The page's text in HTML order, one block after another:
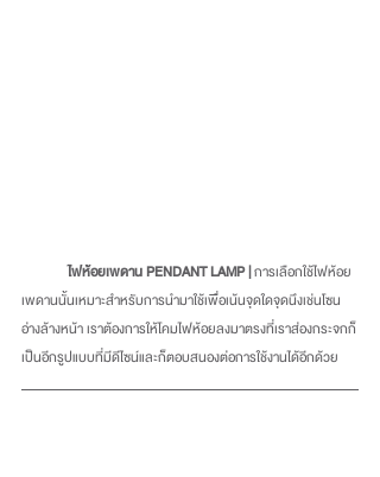
ไฟห้อยเพดาน PENDANT LAMP | การเลือกใช้ไฟห้อย
เพดานนั้นเหมาะสำหรับการนำมาใช้เพื่อเน้นจุดใดจุดนึงเช่นโซน
อ่างล้างหน้า เราต้องการให้โคมไฟห้อยลงมาตรงที่เราส่องกระจกก็
เป็นอีกรูปแบบที่มีดีไซน์และก็ตอบสนองต่อการใช้งานได้อีกด้วย